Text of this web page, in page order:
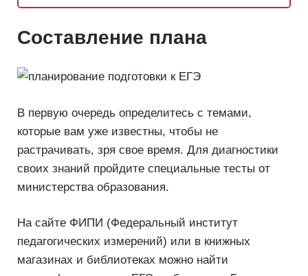
Составление плана
В первую очередь определитесь с темами,
которые вам уже известны, чтобы не
растрачивать, зря свое время. Для диагностики
своих знаний пройдите специальные тесты от
министерства образования.
На сайте ФИПИ (Федеральный институт
педагогических измерений) или в книжных
магазинах и библиотеках можно найти